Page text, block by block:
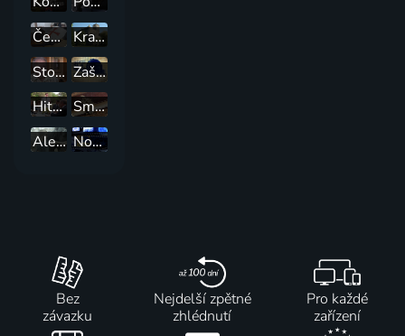
České tajemno
Krajinou příběhů českých hradů známých i neznámých
Stopy, fakta, tajemství
Zašlapané projekty
Hitler v Argentině: Akce Šedý vlk
Smrt na železnici
Alexandr Veliký
Noc v archíve
Bez
závazku
Nejdelší zpětné
zhlédnutí
Pro každé
zařízení